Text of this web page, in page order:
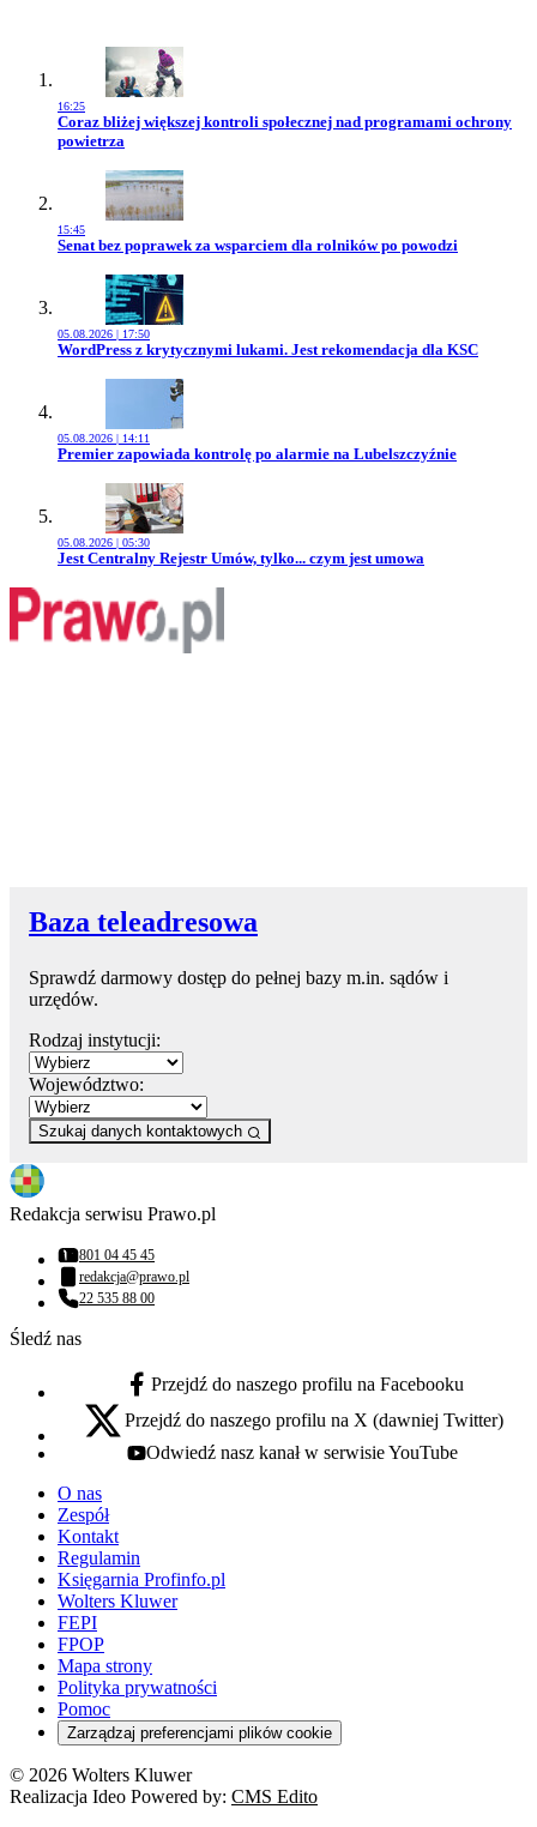
16:25
Przejdź do artykułu:
Coraz bliżej większej kontroli społecznej nad programami ochrony
powietrza
15:45
Przejdź do artykułu:
Senat bez poprawek za wsparciem dla rolników po powodzi
05.08.2026 | 17:50
Przejdź do artykułu:
WordPress z krytycznymi lukami. Jest rekomendacja dla KSC
05.08.2026 | 14:11
Przejdź do artykułu:
Premier zapowiada kontrolę po alarmie na Lubelszczyźnie
05.08.2026 | 05:30
Przejdź do artykułu:
Jest Centralny Rejestr Umów, tylko... czym jest umowa
Baza teleadresowa
Sprawdź darmowy dostęp do pełnej bazy m.in. sądów i
urzędów.
Rodzaj instytucji:
Województwo:
Szukaj danych kontaktowych
Redakcja serwisu Prawo.pl
Numer telefonu:
801 04 45 45
Adres email:
redakcja@prawo.pl
Numer telefonu:
22 535 88 00
Śledź nas
facebook - otwiera się w nowej karcie
Przejdź do naszego profilu na Facebooku
x - otwiera się w nowej karcie
Przejdź do naszego profilu na X (dawniej Twitter)
youtube - otwiera się w nowej karcie
Odwiedź nasz kanał w serwisie YouTube
O nas
Zespół
Kontakt
Regulamin
Księgarnia Profinfo.pl
Wolters Kluwer
FEPI
FPOP
Mapa strony
Polityka prywatności
Pomoc
Zarządzaj preferencjami plików cookie
© 2026 Wolters Kluwer
Realizacja Ideo Powered by: CMS Edito